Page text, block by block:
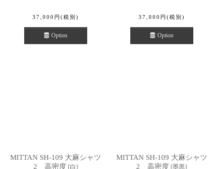
37,000 円 (税別)
Option
37,000 円 (税別)
Option
MITTAN SH-109 大麻シャツ
2 高密度 [白]
MITTAN SH-109 大麻シャツ
2 高密度 [墨黒]